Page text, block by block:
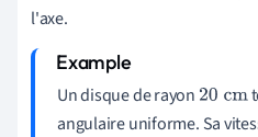
l'axe.
Un disque de rayon 20cm
angulaire uniforme. Sa